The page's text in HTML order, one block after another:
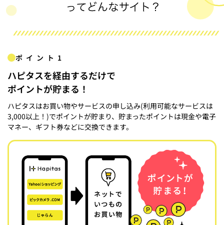
ポイント1
ハピタスを経由するだけで
ポイントが貯まる！
ハピタスはお買い物やサービスの申し込み(利用可能なサービスは
3,000以上！)でポイントが貯まり、貯まったポイントは現金や電子
マネー、ギフト券などに交換できます。